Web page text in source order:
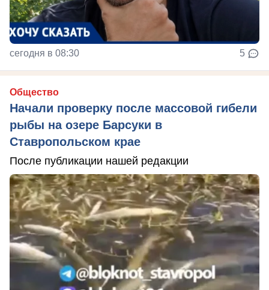
сегодня в 08:30 5
Общество
Начали проверку после массовой гибели
рыбы на озере Барсуки в
Ставропольском крае
После публикации нашей редакции